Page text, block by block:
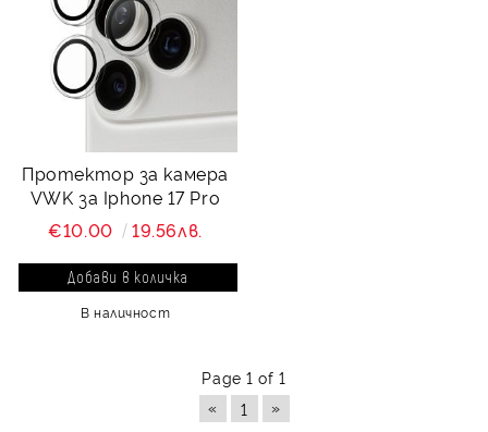
Протектор за камера
VWK за Iphone 17 Pro
€10.00
19.56лв.
В наличност
Page 1 of 1
«
1 »